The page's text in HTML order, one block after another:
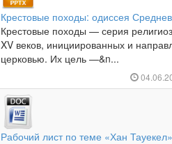
Крестовые походы: одиссея
Крестовые походы — серия
XV веков, инициированных и
церковью. Их цель —&n...
Рабочий лист по теме «Хан